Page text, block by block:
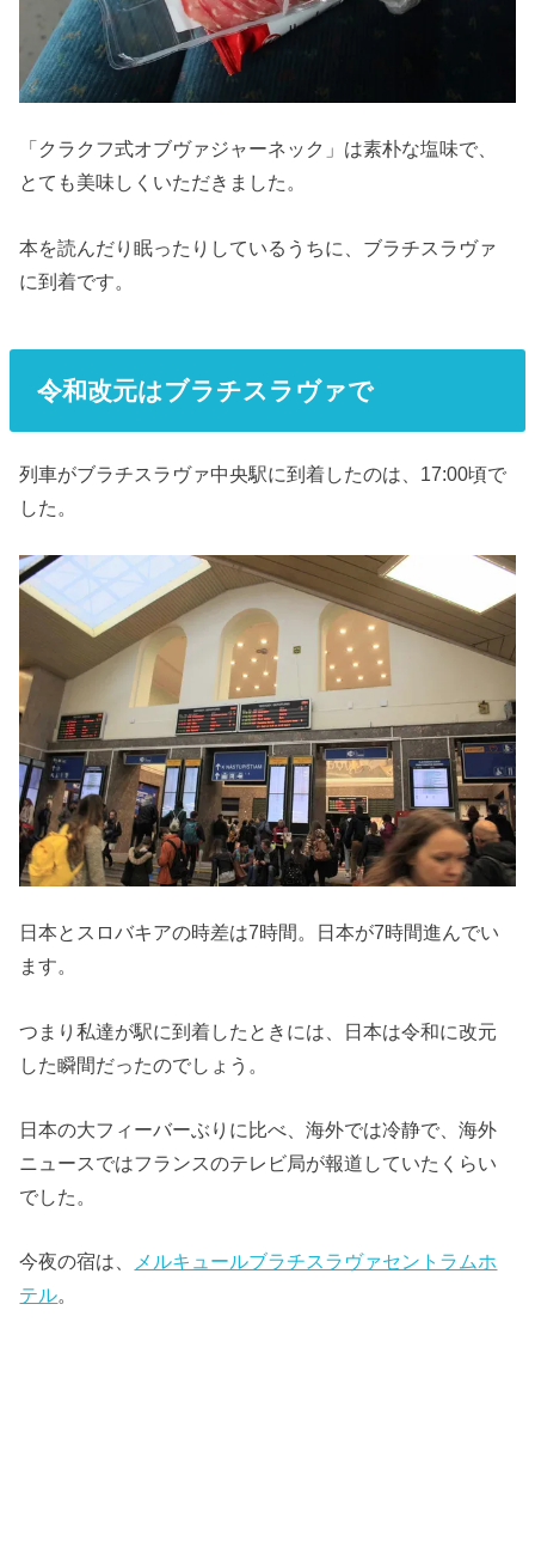
「クラクフ式オブヴァジャーネック」は素朴な塩味で、
とても美味しくいただきました。
本を読んだり眠ったりしているうちに、ブラチスラヴァ
に到着です。
令和改元はブラチスラヴァで
列車がブラチスラヴァ中央駅に到着したのは、17:00頃で
した。
日本とスロバキアの時差は7時間。日本が7時間進んでい
ます。
つまり私達が駅に到着したときには、日本は令和に改元
した瞬間だったのでしょう。
日本の大フィーバーぶりに比べ、海外では冷静で、海外
ニュースではフランスのテレビ局が報道していたくらい
でした。
今夜の宿は、
メルキュールブラチスラヴァセントラムホ
テル。